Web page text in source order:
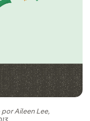
Aileen Lee,